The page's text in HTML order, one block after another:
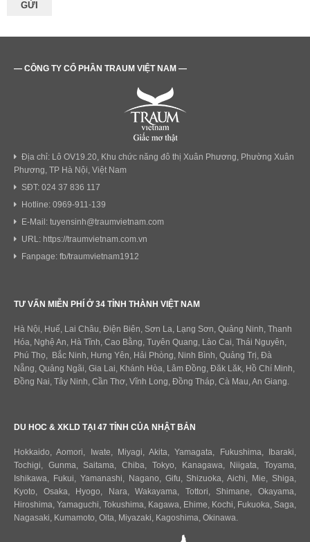
— CÔNG TY CỔ PHẦN TRAUM VIỆT NAM —
Địa chỉ: Lô OV19.20, Khu chức năng đô thị Xuân Phương, Phường Xuân
Phương, TP Hà Nội, Việt Nam
SĐT: 024 37 836 117
Hotline: 0969-911-139
E-Mail: tuyensinh@traumvietnam.com
URL: https://traumvietnam.com.vn
Fanpage: fb/traumvietnam1912
TƯ VẤN MIỄN PHÍ Ở 34 TỈNH THÀNH VIỆT NAM
Hà Nội, Huế, Lai Châu, Điện Biên, Sơn La, Lạng Sơn, Quảng Ninh, Thanh
Hóa, Nghệ An, Hà Tĩnh, Cao Bằng, Tuyên Quang, Lào Cai, Thái Nguyên,
Phú Thọ, Bắc Ninh, Hưng Yên, Hải Phòng, Ninh Bình, Quảng Trị, Đà
Nẵng, Quảng Ngãi, Gia Lai, Khánh Hòa, Lâm Đồng, Đăk Lăk, Hồ Chí Minh,
Đồng Nai, Tây Ninh, Cần Thơ, Vĩnh Long, Đồng Tháp, Cà Mau, An Giang.
DU HOC & XKLD TẠI 47 TỈNH CỦA NHẬT BẢN
Hokkaido ,Aomori Iwate Miyagi ,Akita ,Yamagata Fukushima Ibaraki
Tochigi
Gunma Saitama ,Chiba Tokyo Kanagawa Niigata ,Toyama
Ishikawa
Fukui, Yamanashi Nagano Gifu Shizuoka ,Aichi Mie Shiga
Kyoto
Osaka Hyogo Nara ,Wakayama Tottori Shimane ,Okayama
Hiroshima Yamaguchi Tokushima Kagawa Ehime Kochi Fukuoka Saga
Nagasaki Kumamoto Oita Miyazaki Kagoshima Okinawa